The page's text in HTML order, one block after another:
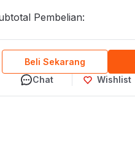
Pembelian:
Beli Sekarang
Chat
Wishlist